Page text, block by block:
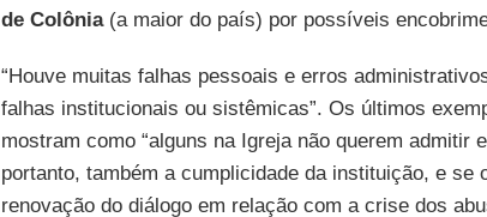
de Colônia(a maior do país) por possíveis
“Houve muitas falhas pessoais e erros
falhas institucionais ou sistêmicas”. Os últimos
mostram como “alguns na Igreja não querem admitir
portanto, também a cumplicidade da instituição, e se
renovação do diálogo em relação com a crise dos